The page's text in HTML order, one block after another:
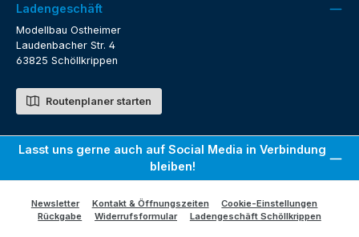
Ladengeschäft
Modellbau Ostheimer
Laudenbacher Str. 4
63825 Schöllkrippen
Routenplaner starten
Lasst uns gerne auch auf Social Media in Verbindung
bleiben!
Newsletter Kontakt & Öffnungszeiten
Cookie-Einstellungen
Rückgabe
Widerrufsformular Ladengeschäft Schöllkrippen